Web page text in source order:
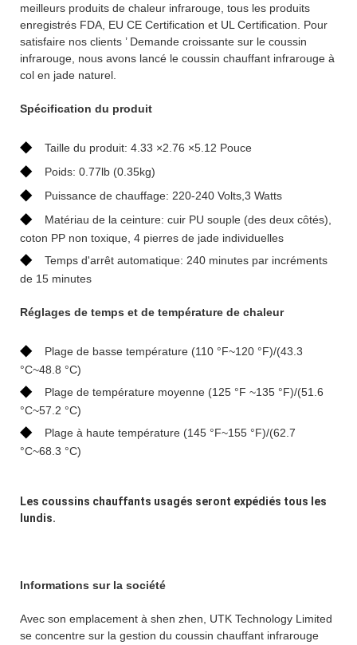
meilleurs produits de chaleur infrarouge, tous les produits
enregistrés FDA, EU CE Certification et UL Certification. Pour
satisfaire nos clients ’ Demande croissante sur le coussin
infrarouge, nous avons lancé le coussin chauffant infrarouge à
col en jade naturel.
Spécification du produit
◆ Taille du produit: 4.33 ×2.76 ×5.12 Pouce
◆ Poids: 0.77lb (0.35kg)
◆ Puissance de chauffage: 220-240 Volts,3 Watts
◆
Matériau de la ceinture: cuir PU souple (des deux côtés),
coton PP non toxique, 4 pierres de jade individuelles
◆
Temps d'arrêt automatique: 240 minutes par incréments
de 15 minutes
Réglages de temps et de température de chaleur
◆
Plage de basse température (110 °F~120 °F)/(43.3
°C~48.8 °C)
◆
Plage de température moyenne (125 °F ~135 °F)/(51.6
°C~57.2 °C)
◆
Plage à haute température (145 °F~155 °F)/(62.7
°C~68.3 °C)
Les coussins chauffants usagés seront expédiés tous les
lundis.
Informations sur la société
Avec son emplacement à shen zhen, UTK Technology Limited
se concentre sur la gestion du coussin chauffant infrarouge